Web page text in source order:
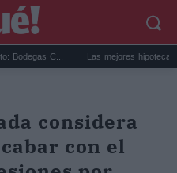
C... Las mejores hipotecas de
considera
con el